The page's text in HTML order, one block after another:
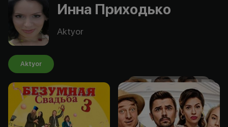
Инна Приходько
Aktyor
Aktyor